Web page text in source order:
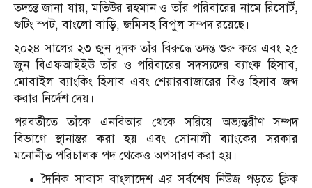
তদন্তে জানা যায়, মতিউর রহমান ও তাঁর পরিবারের নামে রিসোর্ট,
শুটিং স্পট, বাংলো বাড়ি, জমিসহ বিপুল সম্পদ রয়েছে।
২০২৪ সালের ২৩ জুন দুদক তাঁর বিরুদ্ধে তদন্ত শুরু করে এবং ২৫
জুন বিএফআইইউ তাঁর ও পরিবারের সদস্যদের ব্যাংক হিসাব,
মোবাইল ব্যাংকিং হিসাব এবং শেয়ারবাজারের বিও হিসাব জব্দ
করার নির্দেশ দেয়।
পরবর্তীতে তাঁকে এনবিআর থেকে সরিয়ে অভ্যন্তরীণ সম্পদ
বিভাগে স্থানান্তর করা হয় এবং সোনালী ব্যাংকের সরকার
মনোনীত পরিচালক পদ থেকেও অপসারণ করা হয়।
দৈনিক সাবাস বাংলাদেশ এর সর্বশেষ নিউজ পড়তে ক্লিক